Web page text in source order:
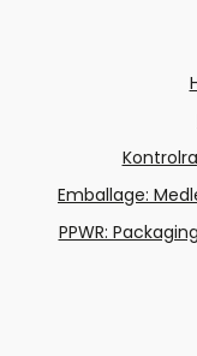
Emballage:
PPWR: